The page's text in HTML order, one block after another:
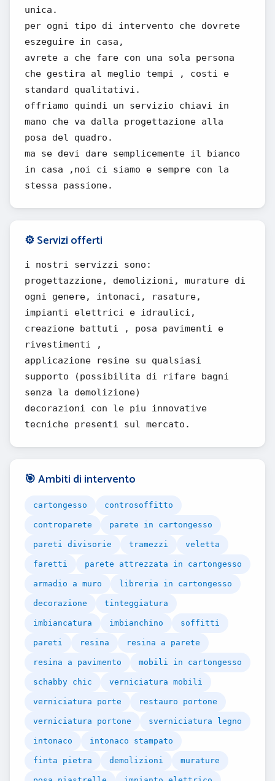
unica.
per ogni tipo di intervento che dovrete
eszeguire in casa,
avrete a che fare con una sola persona
che gestira al meglio tempi , costi e
standard qualitativi.
offriamo quindi un servizio chiavi in
mano che va dalla progettazione alla
posa del quadro.
ma se devi dare semplicemente il bianco
in casa ,noi ci siamo e sempre con la
stessa passione.
⚙️ Servizi offerti
i nostri servizzi sono:
progettazzione, demolizioni, murature di
ogni genere, intonaci, rasature,
impianti elettrici e idraulici,
creazione battuti , posa pavimenti e
rivestimenti ,
applicazione resine su qualsiasi
supporto (possibilita di rifare bagni
senza la demolizione)
decorazioni con le piu innovative
tecniche presenti sul mercato.
🎯 Ambiti di intervento
cartongesso controsoffitto
controparete parete in cartongesso
pareti divisorie tramezzi veletta
faretti parete attrezzata in cartongesso
armadio a muro libreria in cartongesso
decorazione tinteggiatura
imbiancatura imbianchino soffitti
pareti resina resina a parete
resina a pavimento mobili in cartongesso
schabby chic verniciatura mobili
verniciatura porte restauro portone
verniciatura portone sverniciatura legno
intonaco intonaco stampato
finta pietra demolizioni murature